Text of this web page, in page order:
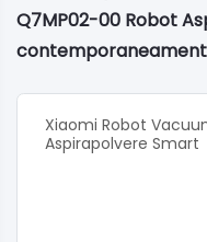
l'aspirapolvere.
Dotato di una
alle preferenze.
Q7MP02-00 Robot
Xiaomi Robot
Aspirapolvere Smart